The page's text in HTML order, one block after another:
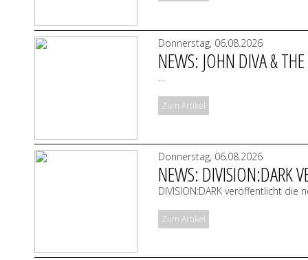
Donnerstag, 06.08.2026
NEWS: JOHN DIVA &
Zum Artikel
Donnerstag, 06.08.2026
NEWS: DIVISION:DARK
DIVISION:DARK veröffentlicht
Zum Artikel